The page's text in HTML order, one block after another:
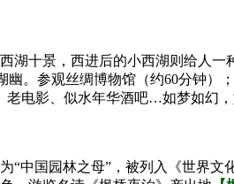
湖十景，西进后的小西湖则给人
。参观丝绸博物馆（约60分钟）
老电影、似水年华酒吧…如梦如幻，
“中国园林之母”，被列入《世界文